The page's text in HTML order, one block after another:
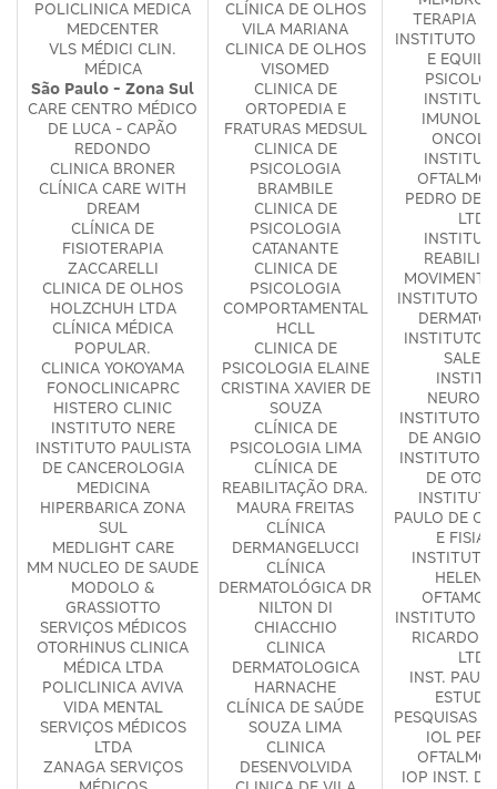
POLICLINICA MEDICA
MEDCENTER
VLS MÉDICI CLIN.
MÉDICA
São Paulo - Zona Sul
CARE CENTRO MÉDICO
DE LUCA - CAPÃO
REDONDO
CLINICA BRONER
CLÍNICA CARE WITH
DREAM
CLÍNICA DE
FISIOTERAPIA
ZACCARELLI
CLINICA DE OLHOS
HOLZCHUH LTDA
CLÍNICA MÉDICA
POPULAR.
CLINICA YOKOYAMA
FONOCLINICAPRC
HISTERO CLINIC
INSTITUTO NERE
INSTITUTO PAULISTA
DE CANCEROLOGIA
MEDICINA
HIPERBARICA ZONA
SUL
MEDLIGHT CARE
MM NUCLEO DE SAUDE
MODOLO &
GRASSIOTTO
SERVIÇOS MÉDICOS
OTORHINUS CLINICA
MÉDICA LTDA
POLICLINICA AVIVA
VIDA MENTAL
SERVIÇOS MÉDICOS
LTDA
ZANAGA SERVIÇOS
CLÍNICA DE OLHOS
VILA MARIANA
CLINICA DE OLHOS
VISOMED
CLINICA DE
ORTOPEDIA E
FRATURAS MEDSUL
CLINICA DE
PSICOLOGIA
BRAMBILE
CLINICA DE
PSICOLOGIA
CATANANTE
CLINICA DE
PSICOLOGIA
COMPORTAMENTAL
HCLL
CLINICA DE
PSICOLOGIA ELAINE
CRISTINA XAVIER DE
SOUZA
CLÍNICA DE
PSICOLOGIA LIMA
CLÍNICA DE
REABILITAÇÃO DRA.
MAURA FREITAS
CLÍNICA
DERMANGELUCCI
CLÍNICA
DERMATOLÓGICA DR
NILTON DI
CHIACCHIO
CLINICA
DERMATOLOGICA
HARNACHE
CLÍNICA DE SAÚDE
SOUZA LIMA
CLINICA
DESENVOLVIDA
TERAPIA
INSTITUTO
E
PEDRO DE
LTDA
INSTITUTO
INSTITUTO
INSTITUTO
DE
INSTITUTO
DE
PAULO DE
E
INSTITUTO
INSTITUTO
RICARDO
LTDA
INST.
PESQUISAS
IOL
IOP INST.